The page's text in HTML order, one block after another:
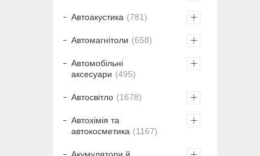
Автоакустика 781
Автомагнітоли 658
Автомобільні
аксесуари
495
Автосвітло 1678
Автохімія та
автокосметика
1167